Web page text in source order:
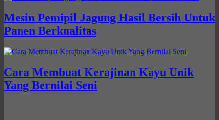
Mesin Pemipil Jagung Hasil Bersih Untuk
Panen Berkualitas
Cara Membuat Kerajinan Kayu Unik
Yang Bernilai Seni